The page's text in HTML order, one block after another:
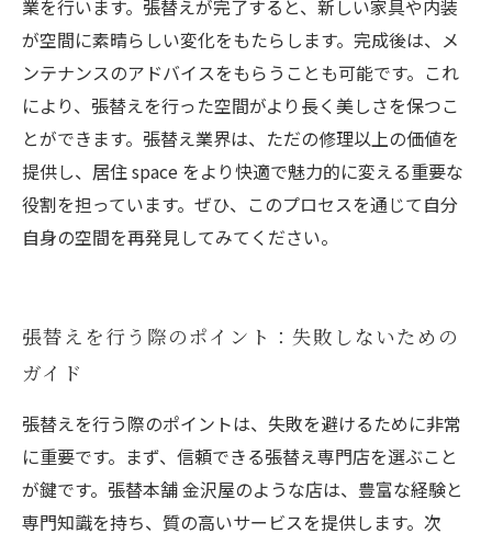
業を行います。張替えが完了すると、新しい家具や内装
が空間に素晴らしい変化をもたらします。完成後は、メ
ンテナンスのアドバイスをもらうことも可能です。これ
により、張替えを行った空間がより長く美しさを保つこ
とができます。張替え業界は、ただの修理以上の価値を
提供し、居住 space をより快適で魅力的に変える重要な
役割を担っています。ぜひ、このプロセスを通じて自分
自身の空間を再発見してみてください。
張替えを行う際のポイント：失敗しないための
ガイド
張替えを行う際のポイントは、失敗を避けるために非常
に重要です。まず、信頼できる張替え専門店を選ぶこと
が鍵です。張替本舗 金沢屋のような店は、豊富な経験と
専門知識を持ち、質の高いサービスを提供します。次